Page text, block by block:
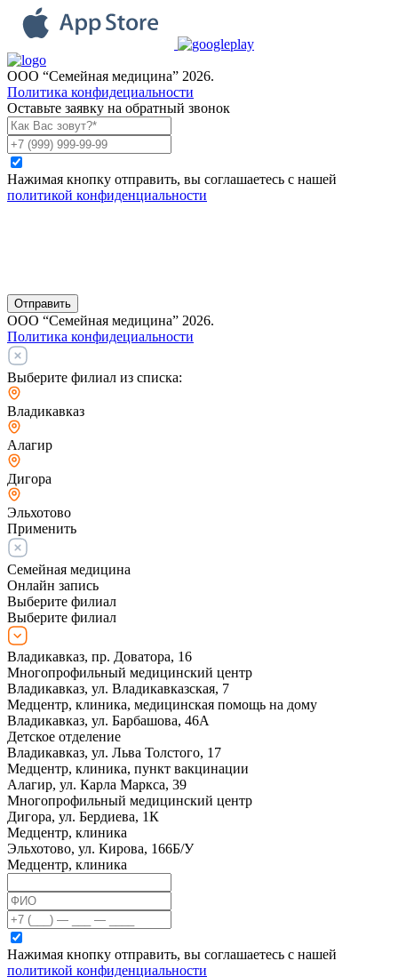
ООО “Семейная медицина” 2026.
Политика конфидециальности
Оставьте заявку на обратный звонок
Нажимая кнопку отправить, вы соглашаетесь с нашей
политикой конфиденциальности
Отправить
ООО “Семейная медицина” 2026.
Политика конфидециальности
Выберите филиал из списка:
Владикавказ
Алагир
Дигора
Эльхотово
Применить
Семейная медицина
Онлайн запись
Выберите филиал
Выберите филиал
Владикавказ, пр. Доватора, 16
Многопрофильный медицинский центр
Владикавказ, ул. Владикавказская, 7
Медцентр, клиника, медицинская помощь на дому
Владикавказ, ул. Барбашова, 46А
Детское отделение
Владикавказ, ул. Льва Толстого, 17
Медцентр, клиника, пункт вакцинации
Алагир, ул. Карла Маркса, 39
Многопрофильный медицинский центр
Дигора, ул. Бердиева, 1К
Медцентр, клиника
Эльхотово, ул. Кирова, 166Б/У
Медцентр, клиника
Нажимая кнопку отправить, вы соглашаетесь с нашей
политикой конфиденциальности